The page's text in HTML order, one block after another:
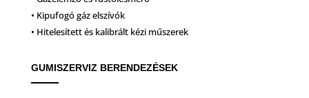
• Kipufogó gáz elszívók
• Hitelesített és kalibrált kézi műszerek
GUMISZERVIZ BERENDEZÉSEK